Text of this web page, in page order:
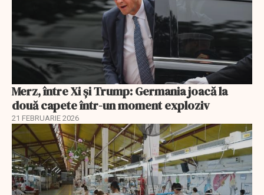
Merz, între Xi și Trump: Germania joacă la
două capete într-un moment exploziv
21 FEBRUARIE 2026